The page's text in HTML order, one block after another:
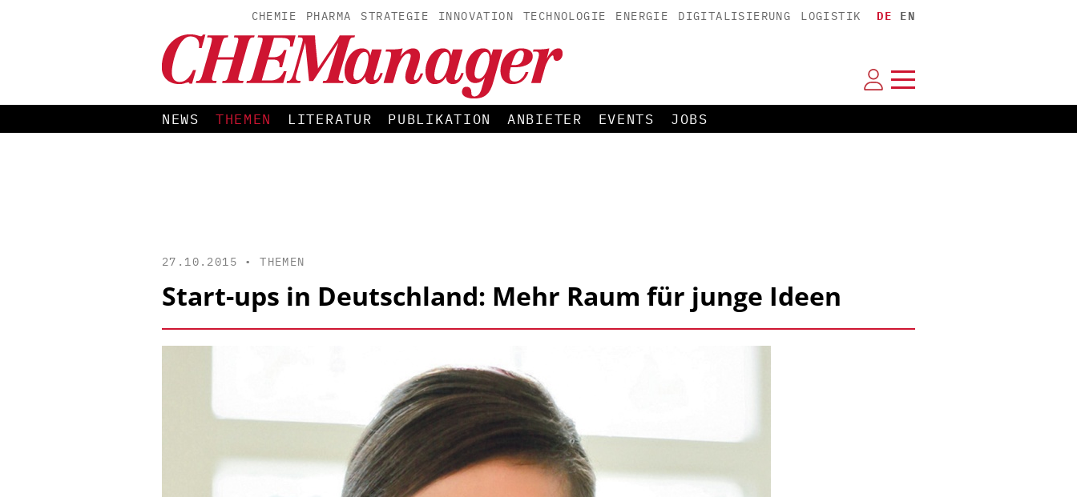
CHEMIE PHARMA STRATEGIE INNOVATION TECHNOLOGIE ENERGIE DIGITALISIERUNG LOGISTIK DE EN
NEWS THEMEN LITERATUR PUBLIKATION ANBIETER EVENTS JOBS
27.10.2015 •THEMEN
Start-ups in Deutschland: Mehr Raum für junge Ideen